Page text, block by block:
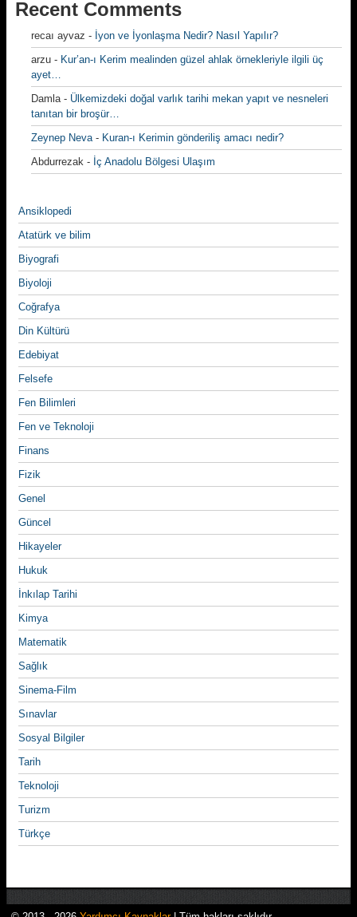
Recent Comments
recaı ayvaz - İyon ve İyonlaşma Nedir? Nasıl Yapılır?
arzu - Kur’an-ı Kerim mealinden güzel ahlak örnekleriyle ilgili üç
ayet…
Damla- Ülkemizdeki doğal varlık tarihi mekan yapıt ve nesneleri
tanıtan bir broşür…
Zeynep Neva- Kuran-ı Kerimin gönderiliş amacı nedir?
Abdurrezak - İç Anadolu Bölgesi Ulaşım
Ansiklopedi
Atatürk ve bilim
Biyografi
Biyoloji
Coğrafya
Din Kültürü
Edebiyat
Felsefe
Fen Bilimleri
Fen ve Teknoloji
Finans
Fizik
Genel
Güncel
Hikayeler
Hukuk
İnkılap Tarihi
Kimya
Matematik
Sağlık
Sinema-Film
Sınavlar
Sosyal Bilgiler
Tarih
Teknoloji
Turizm
Türkçe